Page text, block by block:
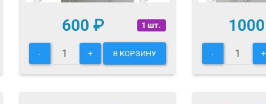
1 шт.
600 ₽
- + В КОРЗИНУ
1000
- +